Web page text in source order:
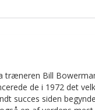
træneren Bill
de i 1972 det
succes siden